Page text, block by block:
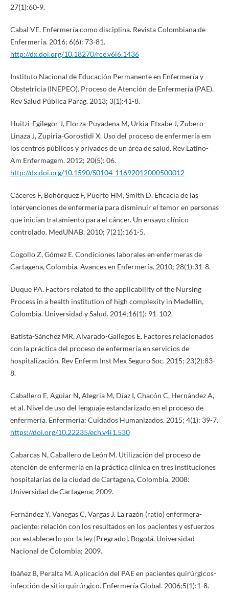
27(1):60-9.
Cabal VE. Enfermería como disciplina. Revista Colombiana de
Enfermería. 2016; 6(6): 73-81.
http://dx.doi.org/10.18270/rce.v6i6.1436
Instituto Nacional de Educación Permanente en Enfermería y
Obstetricia (INEPEO). Proceso de Atención de Enfermería (PAE).
Rev Salud Pública Parag. 2013; 3(1):41-8.
Huitzi-Egilegor J, Elorza-Puyadena M, Urkia-Etxabe J, Zubero-
Linaza J, Zupiria-Gorostidi X. Uso del proceso de enfermería em
los centros públicos y privados de un área de salud. Rev Latino-
Am Enfermagem. 2012; 20(5): 06.
http://dx.doi.org/10.1590/S0104-11692012000500012
Cáceres F, Bohórquez F, Puerto HM, Smith D. Eficacia de las
intervenciones de enfermería para disminuir el temor en personas
que inician tratamiento para el cáncer. Un ensayo clínico
controlado. MedUNAB. 2010; 7(21):161-5.
Cogollo Z, Gómez E. Condiciones laborales en enfermeras de
Cartagena, Colombia. Avances en Enfermería. 2010; 28(1):31-8.
Duque PA. Factors related to the applicability of the Nursing
Process in a health institution of high complexity in Medellin,
Colombia. Universidad y Salud. 2014;16(1): 91-102.
Batista-Sánchez MR, Alvarado-Gallegos E. Factores relacionados
con la práctica del proceso de enfermería en servicios de
hospitalización. Rev Enferm Inst Mex Seguro Soc. 2015; 23(2):83-
8.
Caballero E, Aguiar N, Alegria M, Díaz I, Chacón C, Hernández A,
et al. Nivel de uso del lenguaje estandarizado en el proceso de
enfermería. Enfermería: Cuidados Humanizados. 2015; 4(1): 39-7.
https://doi.org/10.22235/ech.v4i1.530
Cabarcas N, Caballero de León M. Utilización del proceso de
atención de enfermería en la práctica clínica en tres instituciones
hospitalarias de la ciudad de Cartagena, Colombia. 2008:
Universidad de Cartagena; 2009.
Fernández Y, Vanegas C, Vargas J. La razón (ratio) enfermera-
paciente: relación con los resultados en los pacientes y esfuerzos
por establecerlo por la ley [Pregrado]. Bogotá. Universidad
Nacional de Colombia; 2009.
Ibáñez B, Peralta M. Aplicación del PAE en pacientes quirúrgicos-
infección de sitio quirúrgico. Enfermería Global. 2006;5(1):1-8.